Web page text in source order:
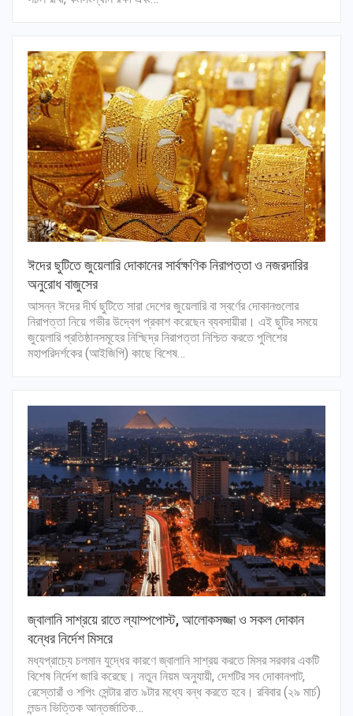
ঈদের ছুটিতে জুয়েলারি দোকানের সার্বক্ষণিক নিরাপত্তা ও নজরদারির
অনুরোধ বাজুসের
আসন্ন ঈদের দীর্ঘ ছুটিতে সারা দেশের জুয়েলারি বা স্বর্ণের দোকানগুলোর
নিরাপত্তা নিয়ে গভীর উদ্বেগ প্রকাশ করেছেন ব্যবসায়ীরা। এই ছুটির সময়ে
জুয়েলারি প্রতিষ্ঠানসমূহের নিশ্ছিদ্র নিরাপত্তা নিশ্চিত করতে পুলিশের
মহাপরিদর্শকের (আইজিপি) কাছে বিশেষ…
জ্বালানি সাশ্রয়ে রাতে ল্যাম্পপোস্ট, আলোকসজ্জা ও সকল দোকান
বন্ধের নির্দেশ মিসরে
মধ্যপ্রাচ্যে চলমান যুদ্ধের কারণে জ্বালানি সাশ্রয় করতে মিসর সরকার একটি
বিশেষ নির্দেশ জারি করেছে। নতুন নিয়ম অনুযায়ী, দেশটির সব দোকানপাট,
রেস্তোরাঁ ও শপিং সেন্টার রাত ৯টার মধ্যে বন্ধ করতে হবে। রবিবার (২৯ মার্চ)
লন্ডন ভিত্তিক আন্তর্জাতিক…